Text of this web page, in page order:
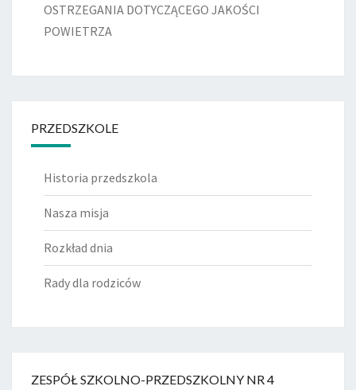
OSTRZEGANIA DOTYCZĄCEGO JAKOŚCI
POWIETRZA
PRZEDSZKOLE
Historia przedszkola
Nasza misja
Rozkład dnia
Rady dla rodziców
ZESPÓŁ SZKOLNO-PRZEDSZKOLNY NR 4